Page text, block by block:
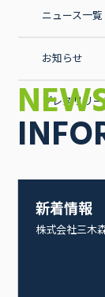
新着情報
株式会社三木
ニュース一覧
お知らせ
プレスリリー